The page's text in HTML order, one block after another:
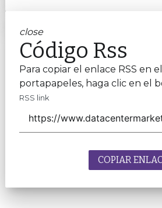
close
Código Rss
Para copiar el enlace RSS en el
portapapeles, haga clic en el
RSS link
COPIAR